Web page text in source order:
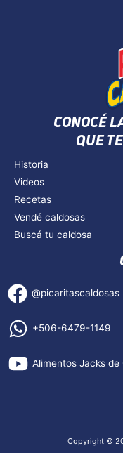
CONOCÉ
QUE
Historia
Videos
Recetas
Vendé caldosas
Buscá tu caldosa
@picaritascaldosas
+506-6479-1149
Alimentos Jacks de
Copyright ©